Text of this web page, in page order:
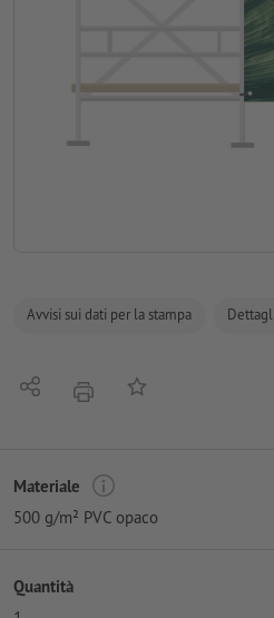
Avvisi sui dati per la stampa
Condividistamparealla lista preferiti
Materiale
500 g/m² PVC opaco
Quantità